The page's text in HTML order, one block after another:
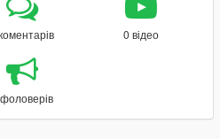
0 відео